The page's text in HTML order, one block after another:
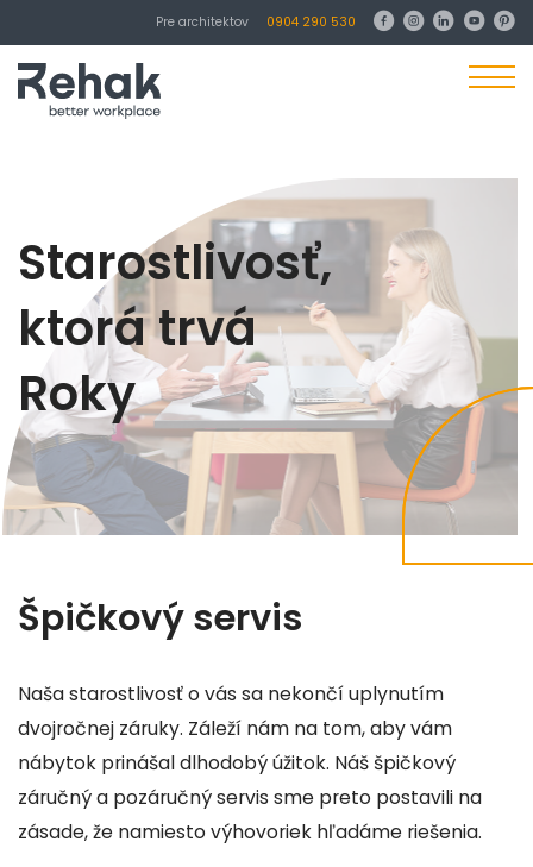
Pre architektov 0904 290 530
Starostlivosť,
ktorá trvá
Roky
Špičkový servis
Naša starostlivosť o vás sa nekončí uplynutím
dvojročnej záruky. Záleží nám na tom, aby vám
nábytok prinášal dlhodobý úžitok. Náš špičkový
záručný a pozáručný servis sme preto postavili na
zásade, že namiesto výhovoriek hľadáme riešenia.